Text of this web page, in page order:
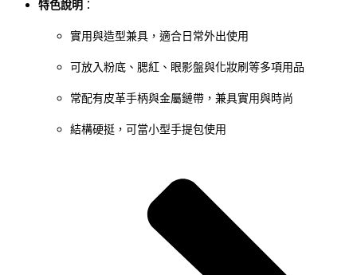
特色說明 ：
實用與造型兼具，適合日常外出使用
可放入粉底、腮紅、眼影盤與化妝刷等多項用品
常配有皮革手柄與金屬鏈帶，兼具實用與時尚
結構硬挺，可當小型手提包使用